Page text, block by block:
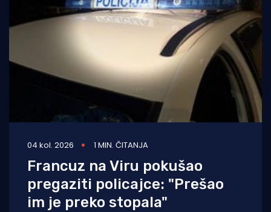
04 kol. 2026 1 MIN. ČITANJA
Francuz na Viru pokušao
pregaziti policajce: "Prešao
im je preko stopala"